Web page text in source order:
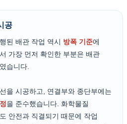
공
된 배관 작업 역시 방폭 기준에
가장 먼저 확인한 부분은 배관
습니다.
을 시공하고, 연결부와 종단부에는
을 준수했습니다. 화학물질
안전과 직결되기 때문에 작업